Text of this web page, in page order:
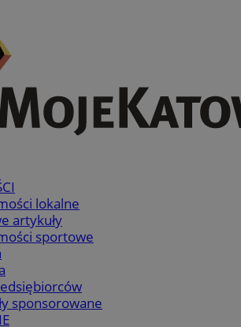
lokalne
artykuły
sportowe
sponsorowane